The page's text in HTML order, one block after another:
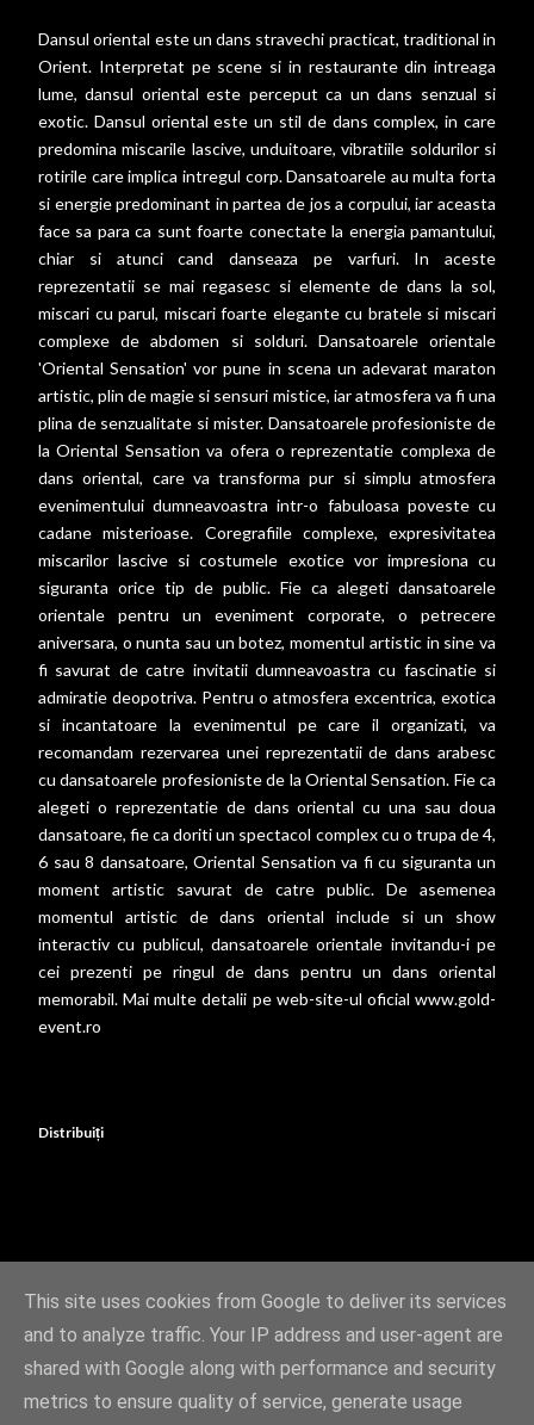
Dansul oriental este un dans stravechi practicat, traditional in
Orient. Interpretat pe scene si in restaurante din intreaga
lume, dansul oriental este perceput ca un dans senzual si
exotic. Dansul oriental este un stil de dans complex, in care
predomina miscarile lascive, unduitoare, vibratiile soldurilor si
rotirile care implica intregul corp. Dansatoarele au multa forta
si energie predominant in partea de jos a corpului, iar aceasta
face sa para ca sunt foarte conectate la energia pamantului,
chiar si atunci cand danseaza pe varfuri. In aceste
reprezentatii se mai regasesc si elemente de dans la sol,
miscari cu parul, miscari foarte elegante cu bratele si miscari
complexe de abdomen si solduri. Dansatoarele orientale
'Oriental Sensation' vor pune in scena un adevarat maraton
artistic, plin de magie si sensuri mistice, iar atmosfera va fi una
plina de senzualitate si mister. Dansatoarele profesioniste de
la Oriental Sensation va ofera o reprezentatie complexa de
dans oriental, care va transforma pur si simplu atmosfera
evenimentului dumneavoastra intr-o fabuloasa poveste cu
cadane misterioase. Coregrafiile complexe, expresivitatea
miscarilor lascive si costumele exotice vor impresiona cu
siguranta orice tip de public. Fie ca alegeti dansatoarele
orientale pentru un eveniment corporate, o petrecere
aniversara, o nunta sau un botez, momentul artistic in sine va
fi savurat de catre invitatii dumneavoastra cu fascinatie si
admiratie deopotriva. Pentru o atmosfera excentrica, exotica
si incantatoare la evenimentul pe care il organizati, va
recomandam rezervarea unei reprezentatii de dans arabesc
cu dansatoarele profesioniste de la Oriental Sensation. Fie ca
alegeti o reprezentatie de dans oriental cu una sau doua
dansatoare, fie ca doriti un spectacol complex cu o trupa de 4,
6 sau 8 dansatoare, Oriental Sensation va fi cu siguranta un
moment artistic savurat de catre public. De asemenea
momentul artistic de dans oriental include si un show
interactiv cu publicul, dansatoarele orientale invitandu-i pe
cei prezenti pe ringul de dans pentru un dans oriental
memorabil. Mai multe detalii pe web-site-ul oficial www.gold-
event.ro
Distribuiți
Un produs Blogger
This site uses cookies from Google to deliver its services
and to analyze traffic. Your IP address and user-agent are
shared with Google along with performance and security
metrics to ensure quality of service, generate usage